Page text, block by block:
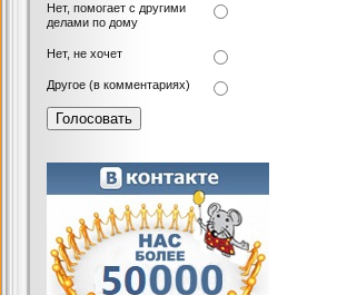
Нет, помогает с другими
делами по дому
Нет, не хочет
Другое (в комментариях)